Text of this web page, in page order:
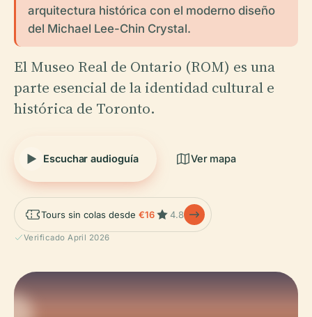
arquitectura histórica con el moderno diseño
del Michael Lee-Chin Crystal.
El Museo Real de Ontario (ROM) es una
parte esencial de la identidad cultural e
histórica de Toronto.
Escuchar audioguía Ver mapa
Tours sin colas desde €16 4.8
Verificado April 2026